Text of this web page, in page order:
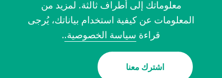
معلوماتك إلى أطراف ثالثة. لمزيد من
المعلومات عن كيفية استخدام بياناتك، يُرجى
قراءة سياسة الخصوصية..
اشترك معنا